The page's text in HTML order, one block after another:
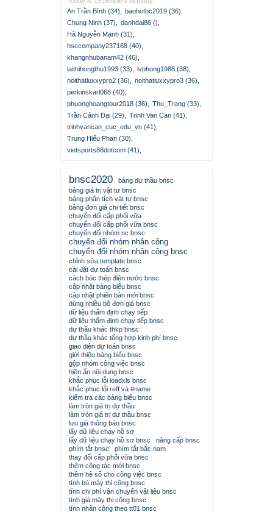
An Trần Bình (34)
baohotbc2019 (36)
Chung Ninh (37)
danhdai86 ()
Hà Nguyễn Mạnh (31)
hsccompany237168 (40)
khangnhubanam42 (46)
laithihongthu1993 (33)
lvphong1988 (38)
noithatluxxypro2 (36)
noithatluxxypro3 (36)
perkinskarl068 (40)
phuonghoangtour2018 (36)
Thu_Trang (33)
Trần Cảnh Đại (29)
Trinh Van Can (41)
trinhvancan_cuc_edu_vn (41)
Trung Hiếu Phan (30)
vietsports88dotcom (41)
bnsc2020
bảng dự thầu bnsc
bảng giá trị vật tư bnsc
bảng phân tích vật tư bnsc
bảng đơn giá chi tiết bnsc
chuyển đổi cấp phối vữa
chuyển đổi cấp phối vữa bnsc
chuyển đổi nhóm nc bnsc
chuyển đổi nhóm nhân công
chuyển đổi nhóm nhân công bnsc
chỉnh sửa template bnsc
cài đặt dự toán bnsc
cách bóc thép điện nước bnsc
cập nhật bảng biểu bnsc
cập nhật phiên bản mới bnsc
dùng nhiều bộ đơn giá bnsc
dữ liệu thẩm định chạy tiếp
dữ liệu thẩm định chạy tiếp bnsc
dự thầu khác thkp bnsc
dự thầu khác tổng hợp kinh phí bnsc
giao diện dự toán bnsc
giới thiệu bảng biểu bnsc
gộp nhóm công việc bnsc
hiện ẩn nội dung bnsc
khắc phục lỗi loadxls bnsc
khắc phục lỗi reff và #name
kiểm tra các bảng biểu bnsc
làm tròn giá trị dự thầu
làm tròn giá trị dự thầu bnsc
lưu giá thông báo bnsc
lấy dữ liệu chạy hồ sơ
lấy dữ liệu chạy hồ sơ bnsc
nâng cấp bnsc
phím tắt bnsc
phím tắt bắc nam
thay đổi cấp phối vữa bnsc
thêm công tác mới bnsc
thêm hệ số cho công việc bnsc
tính bù máy thi công bnsc
tính chi phí vận chuyển vật liệu bnsc
tính giá máy thi công bnsc
tính nhân công theo tt01 bnsc